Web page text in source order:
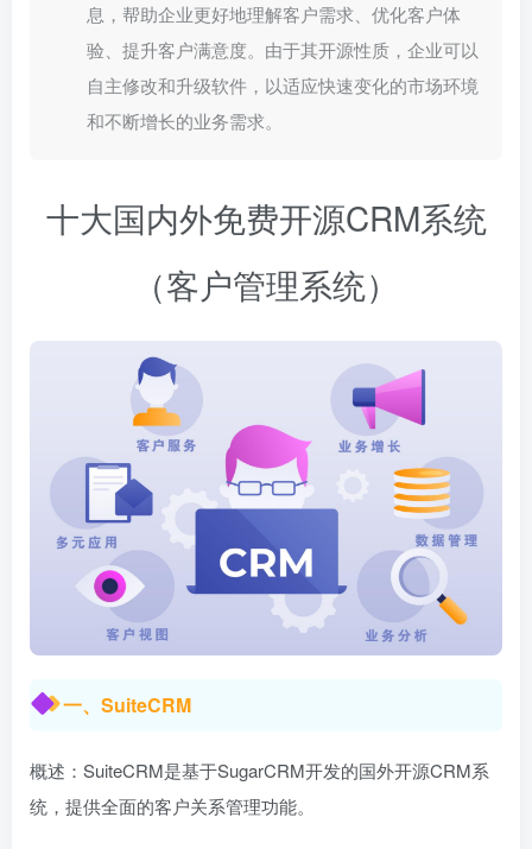
息，帮助企业更好地理解客户需求、优化客户体
验、提升客户满意度。由于其开源性质，企业可以
自主修改和升级软件，以适应快速变化的市场环境
和不断增长的业务需求。
十大国内外免费开源CRM系统
（客户管理系统）
一、SuiteCRM
概述：SuiteCRM是基于SugarCRM开发的国外开源CRM系
统，提供全面的客户关系管理功能。